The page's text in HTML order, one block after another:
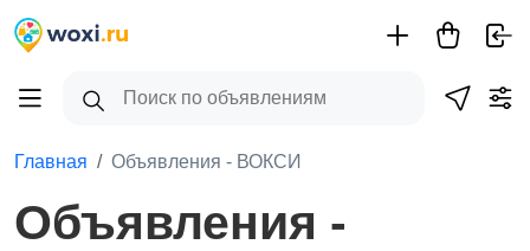
Главная Объявления - ВОКСИ
Объявления -